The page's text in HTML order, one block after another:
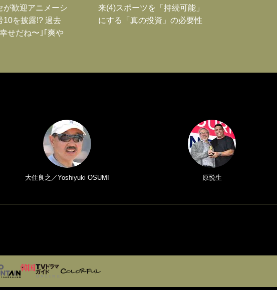
が歓迎アニメーシ
10を披露!? 過去
せだね〜｣｢爽や
来(4)スポーツを「持続可能」
にする「真の投資」の必要性
大住良之／Yoshiyuki OSUMI 原悦生